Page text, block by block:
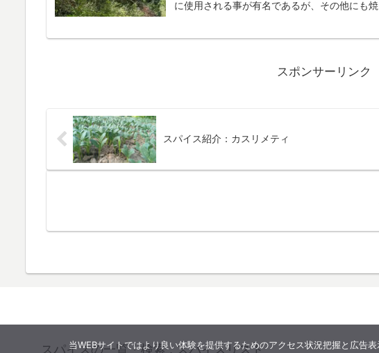
に使用される事が有名であるが、その他にも
スポンサーリンク
スパイス紹介：カスリメティ
スパイスの一覧・検索 : スパイスリスト
当WEBサイトではより良い体験を提供するためのアクセス状況把握と広告